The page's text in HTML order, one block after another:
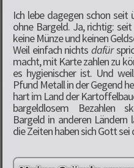
Ich lebe dagegen schon
ohne Bargeld. Ja, richtig:
keine Münze und keinen
Weil einfach nichts dafür
macht, mit Karte zahlen zu
es hygienischer ist. Und
Pfund Metall in der Gegend
hart im Land der
bargeldlosem Bezahlen
Bargeld in anderen
die Zeiten haben sich Gott